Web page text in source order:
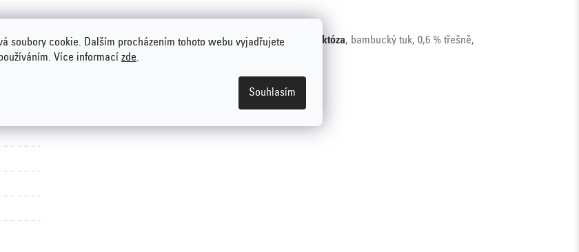
soubory cookie. Dalším procházením tohoto webu vyjadřujete
Více informací zde.
Souhlasím
z odstředěnéhomléka, kakaové máslo, kakaová hmota, dextróza, laktóza, bambucký tuk, 0,6 % třešně,
kyselina (E330), aroma, jedlá sůl.
a vajec. Může obsahovat třešňové pecky nebo jejich úlomky